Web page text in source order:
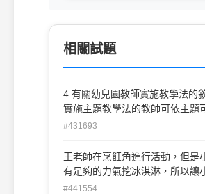
相關試題
4.有關幼兒園教師實施教學法的敘
實施主題教學法的教師可依主題
做預測以準備教材 ②高瞻(High/Scope)課
的學習，以培養其解決問題與獨
力 ③發現學習法注重教材的完整學習活動
#431693
王老師在烹飪角進行活動，但是
有足夠的力氣挖冰淇淋，所以讓
儕後面，等冰淇淋融化一些再挖
#441554